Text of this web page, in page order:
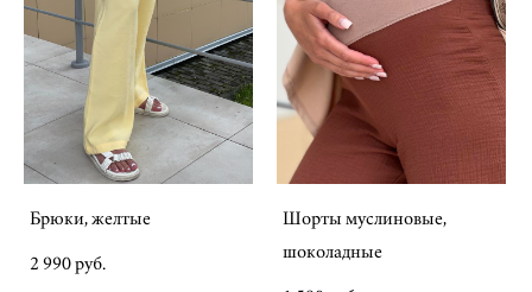
Брюки, желтые
2 990 pуб.
Шорты муслиновые,
шоколадные